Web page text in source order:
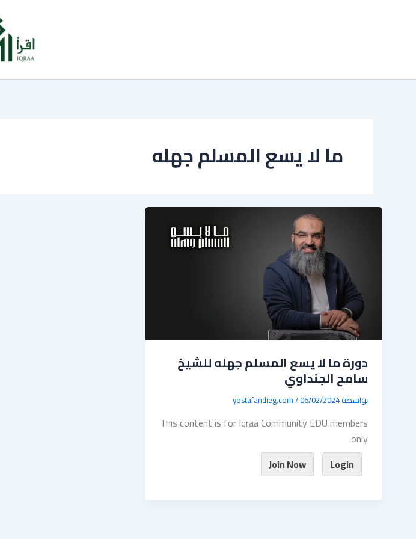
ما لا يسع المسلم جهله
دورة ما لا يسع المسلم جهله للشيخ
سامح الجنداوي
بواسطة yostafandieg.com/06/02/2024
This content is for Iqraa Community EDU members
only.
Login
Join Now